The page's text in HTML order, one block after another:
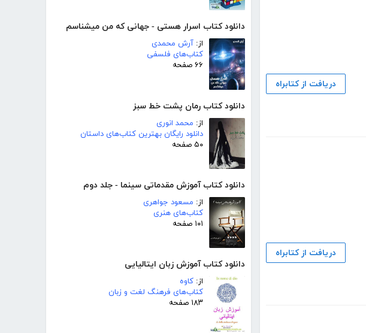
دانلود کتاب اسرار هستی - جهانی که من میشناسم
از: آرش محمدی
کتاب‌های فلسفی
۶۶ صفحه
دانلود کتاب رمان پشت خط سبز
از: محمد انوری
دانلود رایگان بهترین کتاب‌های داستان
۵۰ صفحه
دانلود کتاب آموزش مقدماتی سینما - جلد دوم
از: مسعود جواهری
کتاب‌های هنری
۱۰۱ صفحه
دانلود کتاب آموزش زبان ایتالیایی
از: کاوه
کتاب‌های فرهنگ لغت و زبان
۱۸۳ صفحه
دریافت از کتابراه
دریافت از کتابراه